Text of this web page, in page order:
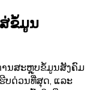
ຂໍ້ມູນ
ນສະຫຼຸບຂໍ້ມູນສັງຄົມ
ບດ່ວນທີ່ສຸດ, ແລະ